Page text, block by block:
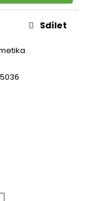
Sdílet